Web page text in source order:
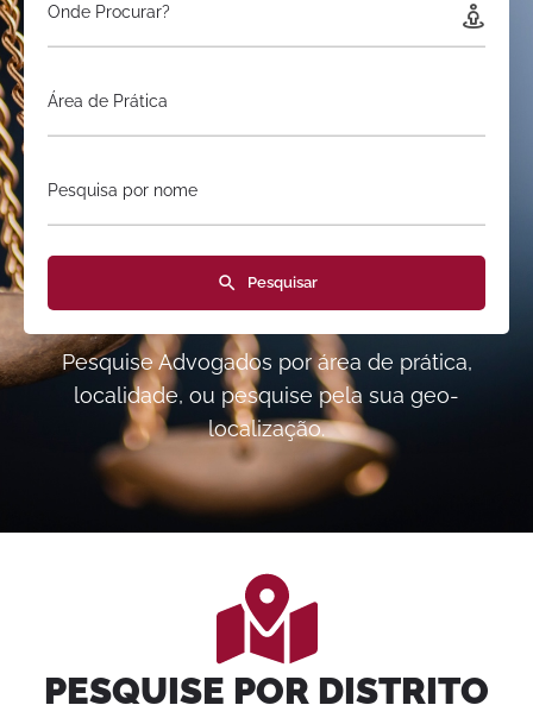
Onde Procurar?
Área de Prática
Pesquisa por nome
Pesquisar
Pesquise Advogados por área de prática,
localidade, ou pesquise pela sua geo-
localização.
PESQUISE POR DISTRITO